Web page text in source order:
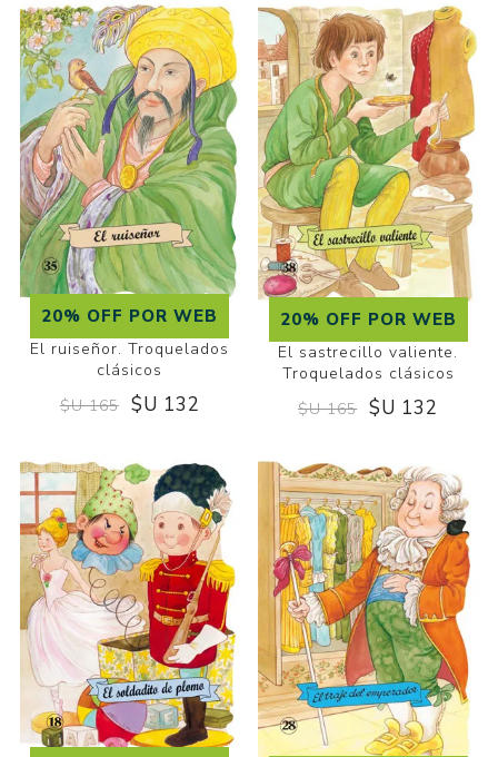
20% OFF POR WEB
El ruiseñor. Troquelados
clásicos
$U 165 $U 132
20% OFF POR WEB
El sastrecillo valiente.
Troquelados clásicos
$U 165 $U 132